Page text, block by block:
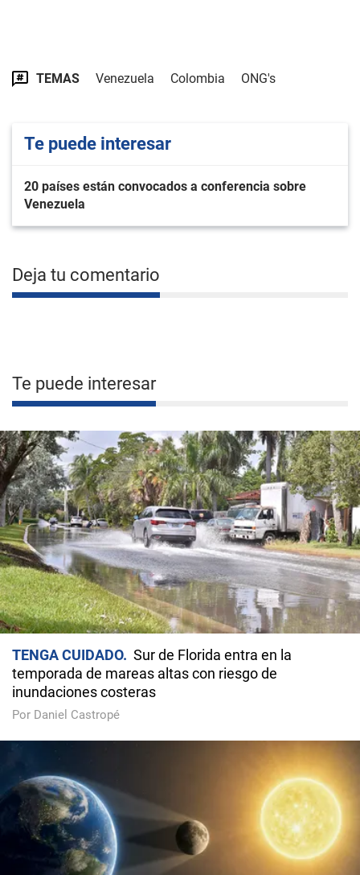
TEMAS Venezuela Colombia ONG's
Te puede interesar
20 países están convocados a conferencia sobre
Venezuela
Deja tu comentario
Te puede interesar
TENGA CUIDADO
Sur de Florida entra en la
temporada de mareas altas con riesgo de
inundaciones costeras
Por Daniel Castropé